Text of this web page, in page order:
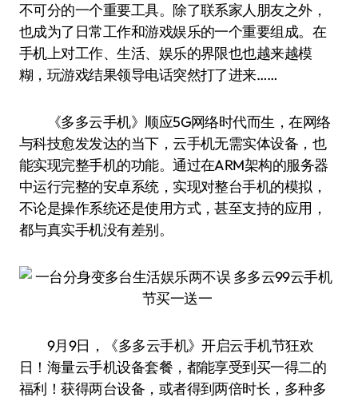
不可分的一个重要工具。除了联系家人朋友之外，
也成为了日常工作和游戏娱乐的一个重要组成。在
手机上对工作、生活、娱乐的界限也也越来越模
糊，玩游戏结果领导电话突然打了进来……
《多多云手机》顺应5G网络时代而生，在网络
与科技愈发发达的当下，云手机无需实体设备，也
能实现完整手机的功能。通过在ARM架构的服务器
中运行完整的安卓系统，实现对整台手机的模拟，
不论是操作系统还是使用方式，甚至支持的应用，
都与真实手机没有差别。
9月9日，《多多云手机》开启云手机节狂欢
日！海量云手机设备套餐，都能享受到买一得二的
福利！获得两台设备，或者得到两倍时长，多种多